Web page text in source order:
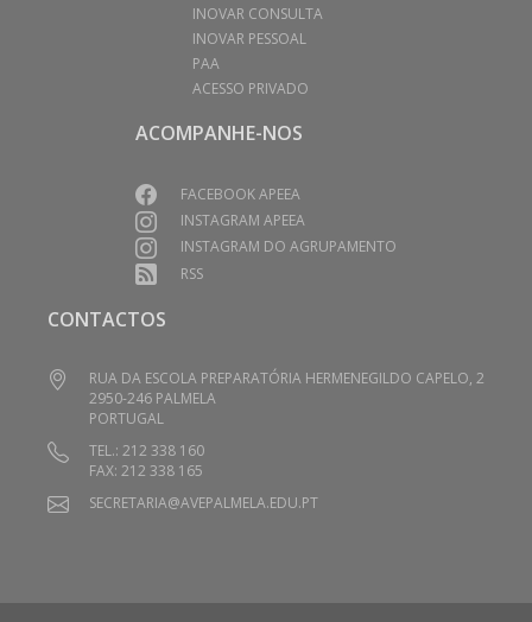
INOVAR CONSULTA
INOVAR PESSOAL
PAA
ACESSO PRIVADO
ACOMPANHE-NOS
FACEBOOK APEEA
INSTAGRAM APEEA
INSTAGRAM DO AGRUPAMENTO
RSS
CONTACTOS
RUA DA ESCOLA PREPARATÓRIA HERMENEGILDO CAPELO, 2
2950-246 PALMELA
PORTUGAL
TEL.: 212 338 160
FAX: 212 338 165
SECRETARIA@AVEPALMELA.EDU.PT